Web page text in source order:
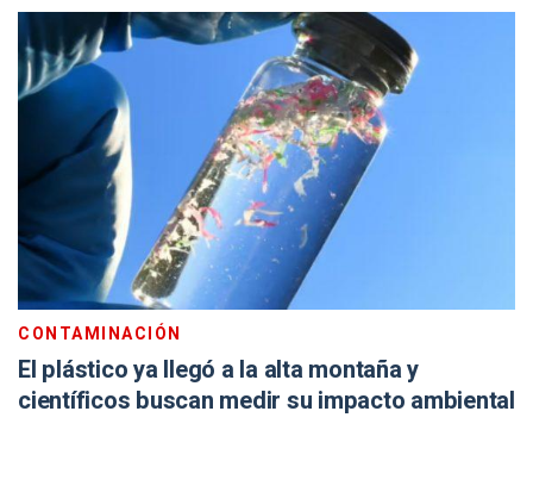
CONTAMINACIÓN
El plástico ya llegó a la alta montaña y
científicos buscan medir su impacto ambiental